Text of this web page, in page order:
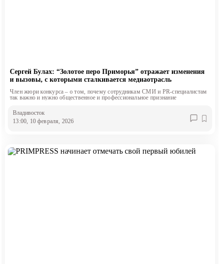
Сергей Булах: “Золотое перо Приморья” отражает изменения
и вызовы, с которыми сталкивается медиаотрасль
Член жюри конкурса – о том, почему сотрудникам СМИ и PR-специалистам
так важно и нужно общественное и профессиональное признание
Владивосток
13:00, 10 февраля, 2026